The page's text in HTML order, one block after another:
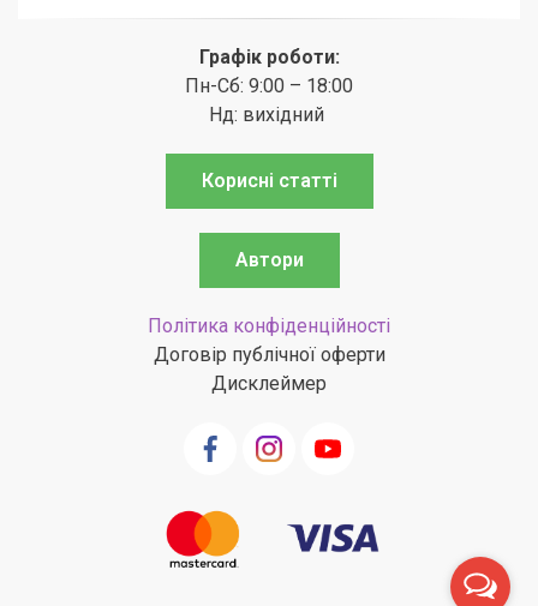
Графік роботи:
Пн-Сб: 9:00 – 18:00
Нд: вихідний
Корисні статті
Автори
Політика конфіденційності
Договір публічної оферти
Дисклеймер